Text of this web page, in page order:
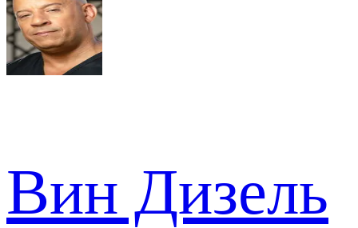
Вин Дизель